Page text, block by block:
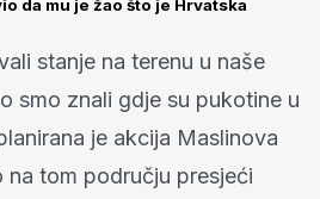
da mu je žao što je Hrvatska
stanje na terenu u naše
smo znali gdje su pukotine u
je akcija Maslinova
na tom području presjeći